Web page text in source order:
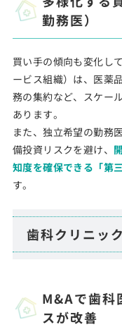
勤務医）
買い手の傾向も変化し
ービス組織）は、医薬
務の集約など、スケー
あります。
また、独立希望の勤務
備投資リスクを避け、
知度を確保できる「第
す。
歯科クリニッ
M&Aで歯科
スが改善